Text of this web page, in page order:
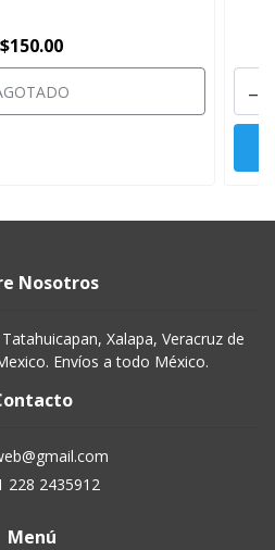
$150.00
-
Nosotros
Xalapa, Veracruz de
Envíos a todo México.
228 2435912
Menú